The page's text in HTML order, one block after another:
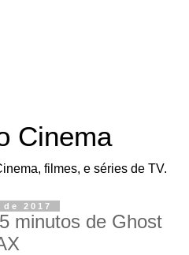
Cinema
filmes, e séries de TV.
2017
minutos de Ghost